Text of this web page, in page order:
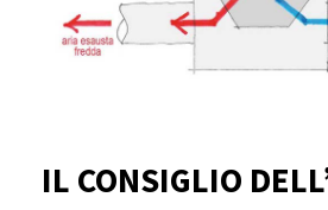
IL CONSIGLIO